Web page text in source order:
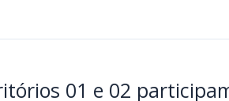
01 e 02